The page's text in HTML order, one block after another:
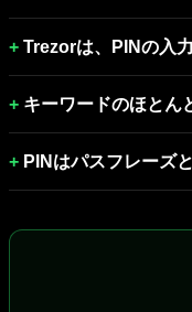
Trezorは、PINの入
キーワードのほとん
PINはパスフレーズ